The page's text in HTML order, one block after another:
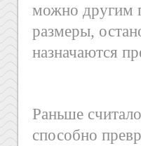
можно другим
размеры,
назначаются
Раньше
способно